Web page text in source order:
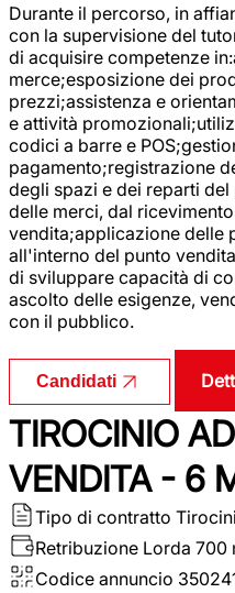
Durante il percorso, in
con la supervisione del
di acquisire competenze
merce;esposizione dei
prezzi;assistenza e
e attività
codici a barre e
pagamento;registrazione
degli spazi e dei reparti
delle merci, dal
vendita;applicazione delle
all'interno del punto
di sviluppare capacità di
ascolto delle esigenze,
con il pubblico.
Candidati
TIROCINIO
VENDITA - 6
Tipo di contratto
Retribuzione Lorda 700
Codice annuncio